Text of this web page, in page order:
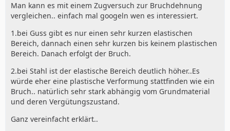
Man kann es mit einem Zugversuch zur Bruchdehnung
vergleichen.. einfach mal googeln wen es interessiert.
1.bei Guss gibt es nur einen sehr kurzen elastischen
Bereich, dannach einen sehr kurzen bis keinem plastischen
Bereich. Danach erfolgt der Bruch.
2.bei Stahl ist der elastische Bereich deutlich höher..Es
würde eher eine plastische Verformung stattfinden wie ein
Bruch.. natürlich sehr stark abhängig vom Grundmaterial
und deren Vergütungszustand.
Ganz vereinfacht erklärt..